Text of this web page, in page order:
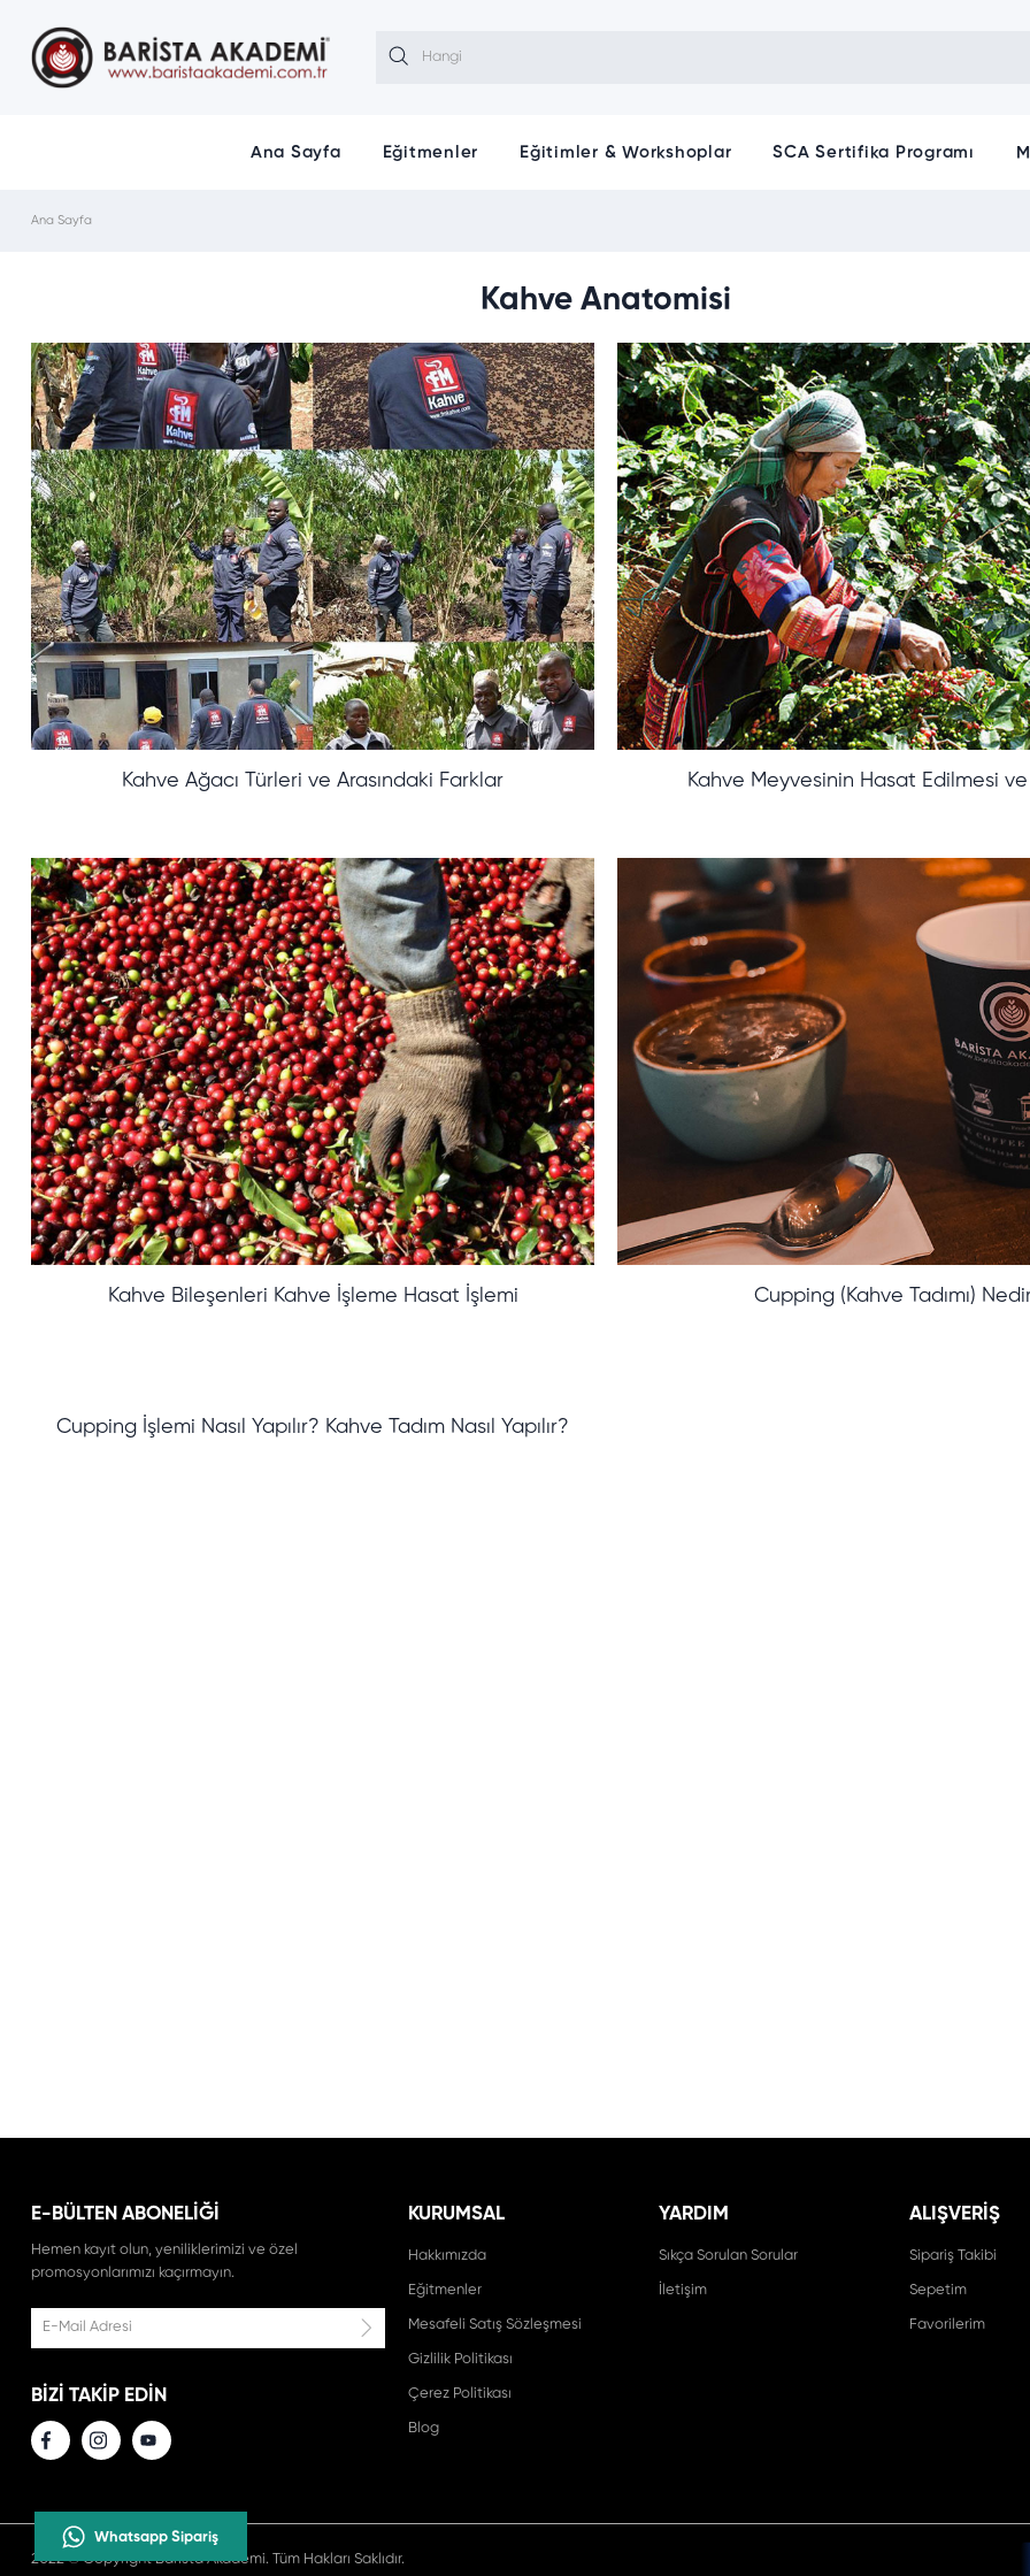
Ana Sayfa Eğitmenler Eğitimler & Workshoplar SCA Sertifika Programı
Ana Sayfa
Kahve Anatomisi
Kahve Ağacı Türleri ve Arasındaki Farklar Kahve Meyvesinin Hasat Edilmesi
Kahve Bileşenleri Kahve İşleme Hasat İşlemi Cupping (Kahve Tadımı)
Cupping İşlemi Nasıl Yapılır? Kahve Tadım Nasıl Yapılır?
E-BÜLTEN ABONELİĞİ
Hemen kayıt olun, yeniliklerimizi ve özel
promosyonlarımızı kaçırmayın.
BIZI TAKIP EDIN
KURUMSAL
Hakkımızda
Eğitmenler
Mesafeli Satış Sözleşmesi
Gizlilik Politikası
Çerez Politikası
Blog
YARDIM
Sıkça Sorulan Sorular
İletişim
ALIŞVERİŞ
Sipariş Takibi
Sepetim
Favorilerim
2022 © Copyright Barista Akademi. Tüm Hakları Saklıdır.
Whatsapp Sipariş